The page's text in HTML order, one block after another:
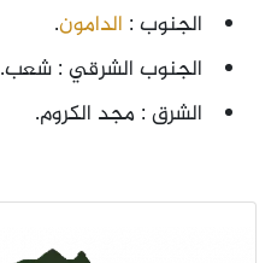
الجنوب : الدامون.
الجنوب الشرقي : شعب.
الشرق : مجد الكروم.